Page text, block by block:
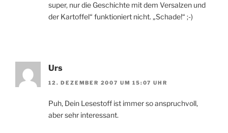
super, nur die Geschichte mit dem Versalzen und
der Kartoffel“ funktioniert nicht. „Schade!“ ;-)
Urs
12. DEZEMBER 2007 UM 15:07 UHR
Puh, Dein Lesestoff ist immer so anspruchvoll,
aber sehr interessant.